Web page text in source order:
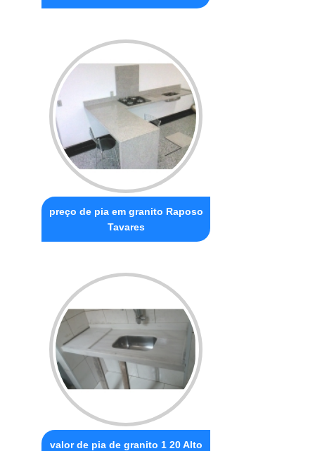
preço de pia em granito Raposo
Tavares
valor de pia de granito 1 20 Alto